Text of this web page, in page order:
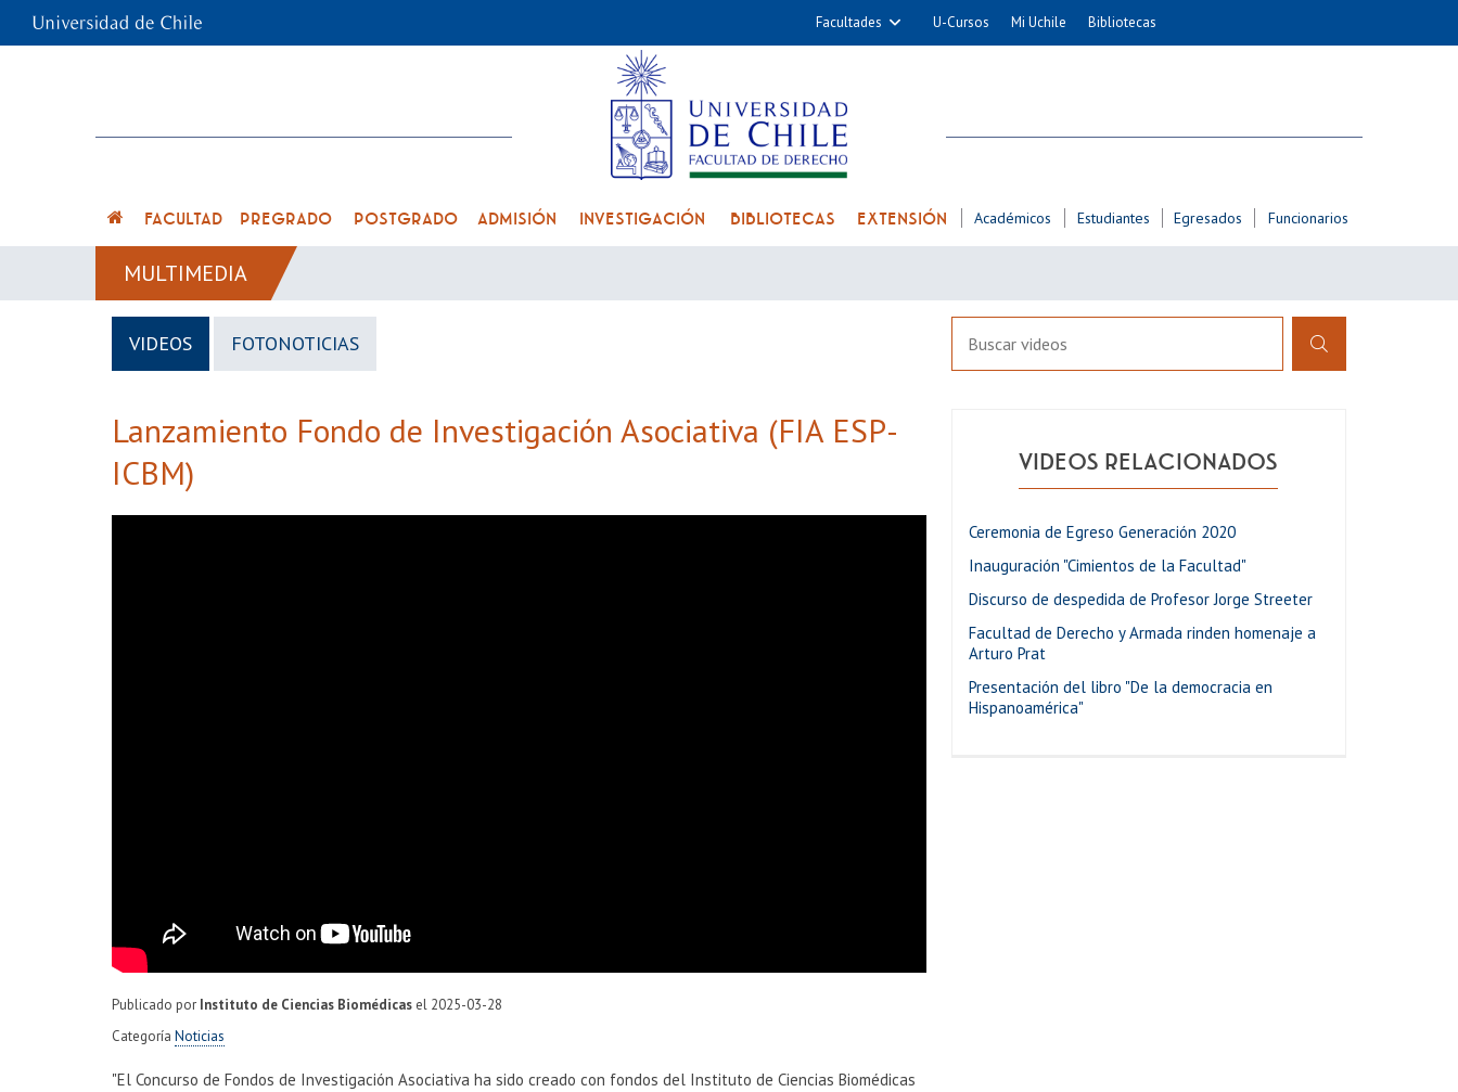
Facultades
Cs. Químicas y Farmacéuticas
Medicina
Odontología
Estudios Avanzados en Educación
Nutrición y Tecnología de
Bachillerato
U-Cursos Mi Uchile Bibliotecas
FACULTAD PREGRADO POSTGRADO ADMISIÓN INVESTIGACIÓN BIBLIOTECAS EXTENSIÓN Académicos Estudiantes Egresados Funcionarios
MULTIMEDIA
VIDEOS FOTONOTICIAS
Lanzamiento Fondo de Investigación Asociativa (FIA ESP-
ICBM)
Publicado por Instituto de Ciencias Biomédicas el 2025-03-28
Categoría Noticias
"El Concurso de Fondos de Investigación Asociativa ha sido creado con fondos del Instituto de Ciencias Biomédicas
VIDEOS RELACIONADOS
Ceremonia de Egreso Generación 2020
Inauguración "Cimientos de la Facultad"
Discurso de despedida de Profesor Jorge Streeter
Facultad de Derecho y Armada rinden homenaje a
Arturo Prat
Presentación del libro "De la democracia en
Hispanoamérica"